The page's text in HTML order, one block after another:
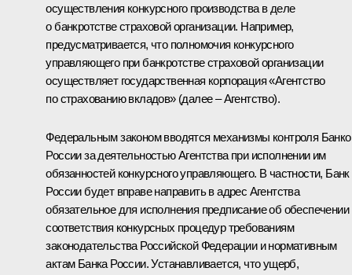
осуществления конкурсного производства в деле
о банкротстве страховой организации. Например,
предусматривается, что полномочия конкурсного
управляющего при банкротстве страховой организации
осуществляет государственная корпорация «Агентство
по страхованию вкладов» (далее – Агентство).
Федеральным законом вводятся механизмы контроля
России за деятельностью Агентства при исполнении им
обязанностей конкурсного управляющего. В частности, Банк
России будет вправе направить в адрес Агентства
обязательное для исполнения предписание об обеспечении
соответствия конкурсных процедур требованиям
законодательства Российской Федерации и нормативным
актам Банка России. Устанавливается, что ущерб,